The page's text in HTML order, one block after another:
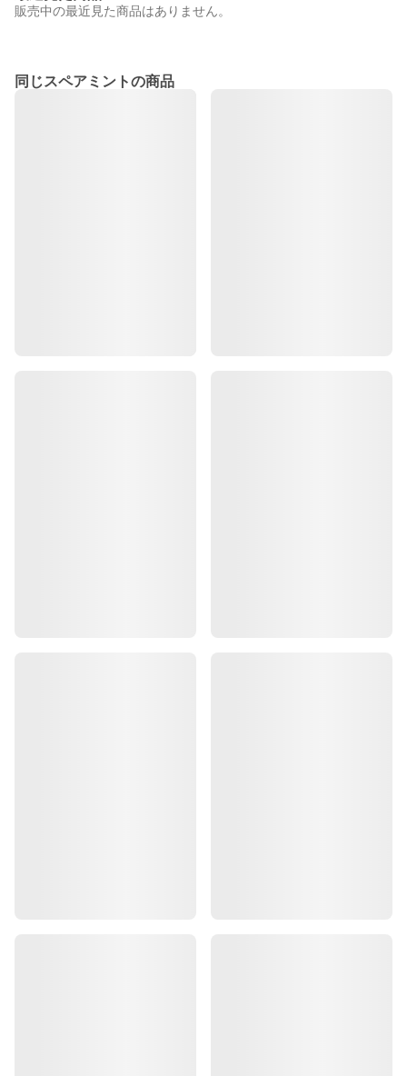
販売中の最近見た商品はありません。
同じスペアミントの商品